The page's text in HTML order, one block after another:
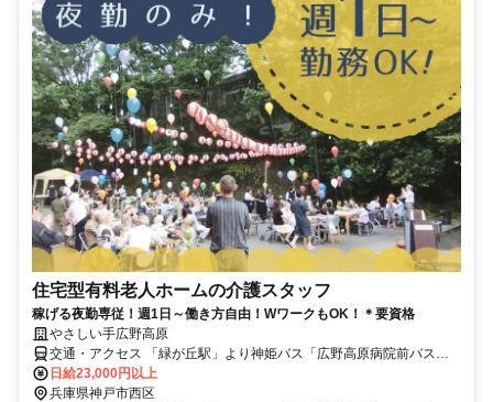
住宅型有料老人ホームの介護スタッフ
稼げる夜勤専従！週1日～働き方自由！WワークもOK！＊要資格
やさしい手広野高原
交通・アクセス 「緑が丘駅」より神姫バス「広野高原病院前バス
停」下車～徒歩1分
日給23,000円以上
兵庫県神戸市西区